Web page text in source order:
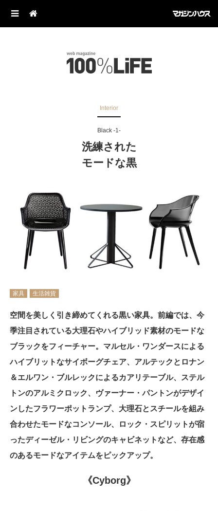
Interior
Black -1-
洗練された
モードな黒
家具 生活雑貨
空間を美しく引き締めてくれる黒い家具。前編では、今
季注目されている大理石やハイブリッド素材のモードな
ブラックをフィーチャー。マルセル・ワンダースによる
ハイブリットなサイボーグチェア、アルテックとロナン
＆エルワン・ブルレックによるカアリテーブル、ステル
トンのアルミクロック、ヴァーナー・パントンがデザイ
ンしたフラワーポットランプ、大理石とスチールを組み
合わせたモードなコンソール、ロック・スピリットが宿
ったディーゼル・リビングのキャビネットなど、存在感
のあるモードなアイテムをピックアップ。
《Cyborg》